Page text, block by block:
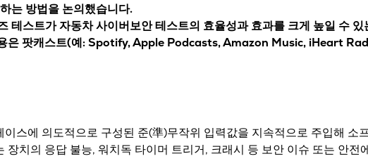
는 방법을 논의했습니다.
테스트가 자동차 사이버보안 테스트의 효율성과 효과를 크게 높일 수 있
은 팟캐스트(예: Spotify, Apple Podcasts, Amazon Music, iHeart
이스에 의도적으로 구성된 준(準)무작위 입력값을 지속적으로 주입해 소
장치의 응답 불능, 워치독 타이머 트리거, 크래시 등 보안 이슈 또는 안전